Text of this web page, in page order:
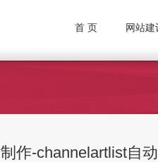
首 页 网站建
作-channelartlist自